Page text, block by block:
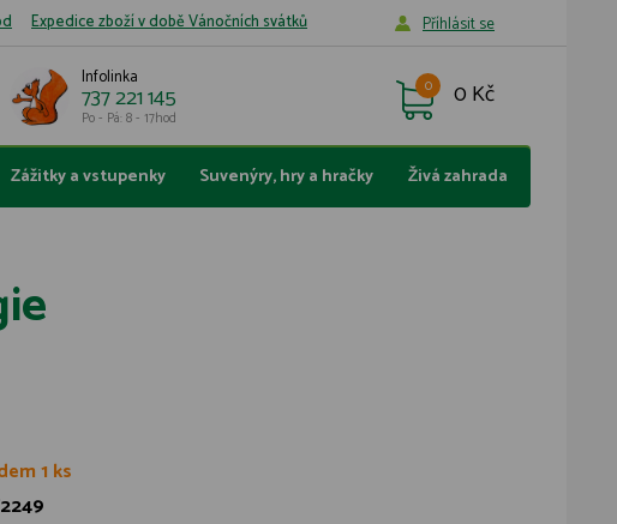
Expedice zboží v době Vánočních svátků Příhlásit se
Infolinka
737 221 145
Po - Pá: 8 - 17hod
0 Kč
0
Zážitky a vstupenky Suvenýry, hry a hračky Živá zahrada
1 ks